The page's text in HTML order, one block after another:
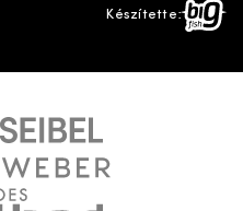
Készítette:bigfish